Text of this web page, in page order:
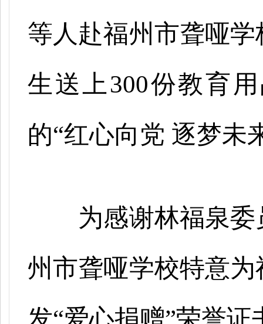
等人赴福州市聋哑
生送上 300份教育
的“红心向党 逐梦未
为感谢林福泉
州市聋哑学校特意
发“爱心捐赠”荣誉证